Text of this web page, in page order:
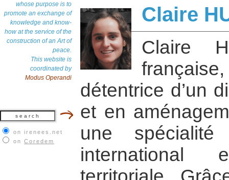
whose purpose is to
promote an exchange of
knowledge and know-
how at the service of the
construction of an Art of
peace.
This website is
coordinated by
Modus Operandi
on irenees.net
on Coredem
Claire
Claire
détentrice d’un
et en
une spécialité